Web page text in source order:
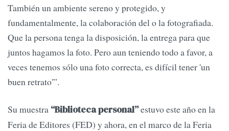
También un ambiente sereno y protegido, y
fundamentalmente, la colaboración del o la fotografiada.
Que la persona tenga la disposición, la entrega para que
juntos hagamos la foto. Pero aun teniendo todo a favor, a
veces tenemos sólo una foto correcta, es difícil tener 'un
buen retrato'”.
Su muestra “Biblioteca personal”estuvo este año en la
Feria de Editores (FED) y ahora, en el marco de la Feria